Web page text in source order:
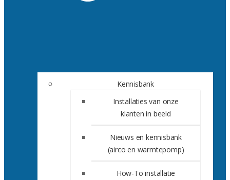
Kennisbank
Installaties van onze
klanten in beeld
Nieuws en kennisbank
(airco en warmtepomp)
How-To installatie